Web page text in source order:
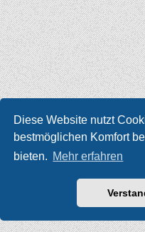
Diese Website nutzt
bestmöglichen Komfort
bieten. Mehr erfahren